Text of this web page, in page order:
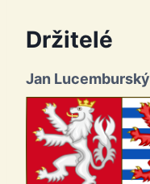
Držitelé
Jan Lucemburský